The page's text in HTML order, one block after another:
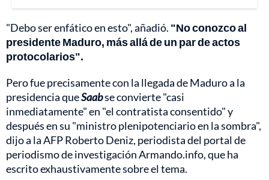
"Debo ser enfático en esto", añadió. "No conozco al
presidente Maduro, más allá de un par de actos
protocolarios".
Pero fue precisamente con la llegada de Maduro a la
presidencia queSaabse convierte "casi
inmediatamente" en "el contratista consentido" y
después en su "ministro plenipotenciario en la sombra",
dijo a la AFP Roberto Deniz, periodista del portal de
periodismo de investigación Armando.info, que ha
escrito exhaustivamente sobre el tema.